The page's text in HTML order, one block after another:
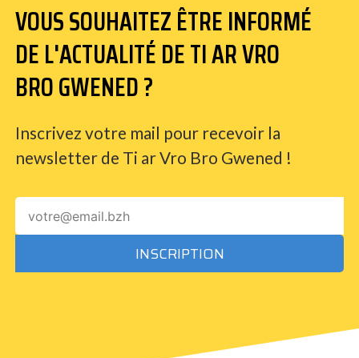
VOUS SOUHAITEZ ÊTRE INFORMÉ
DE L'ACTUALITÉ DE TI AR VRO
BRO GWENED ?
Inscrivez votre mail pour recevoir la
newsletter de Ti ar Vro Bro Gwened !
INSCRIPTION